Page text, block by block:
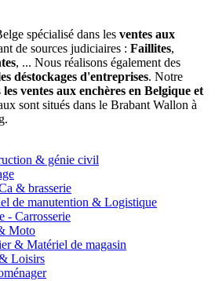
spécialisé dans les ventes aux
de sources judiciaires : Faillites,
, ... Nous réalisons également des
déstockages d'entreprises. Notre
les ventes aux enchères en Belgique et
sont situés dans le Brabant Wallon à
& génie civil
& brasserie
de manutention & Logistique
- Carrosserie
Moto
& Matériel de magasin
Loisirs